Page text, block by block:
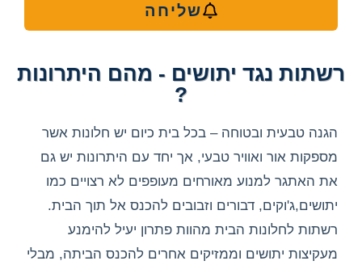
שליחה
רשתות נגד יתושים - מהם היתרונות
?
הגנה טבעית ובטוחה – בכל בית כיום יש חלונות אשר
מספקות אור ואוויר טבעי, אך יחד עם היתרונות יש גם
את האתגר למנוע מאורחים מעופפים לא רצויים כמו
יתושים,ג'וקים, דבורים וזבובים להכנס אל תוך הבית.
רשתות לחלונות הבית מהוות פתרון יעיל להימנע
מעקיצות יתושים וממזיקים אחרים להכנס הביתה, מבלי